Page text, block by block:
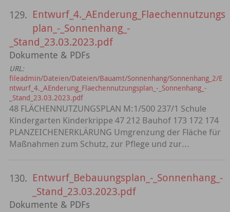
129. Entwurf_4._AEnderung_Flaechennutzungs
plan_-_Sonnenhang_-
_Stand_23.03.2023.pdf
Dokumente & PDFs
URL:
fileadmin/Dateien/Dateien/Bauamt/Sonnenhang/Sonnenhang_2/E
ntwurf_4._AEnderung_Flaechennutzungsplan_-_Sonnenhang_-
_Stand_23.03.2023.pdf
48 FLÄCHENNUTZUNGSPLAN M:1/500 237/1 Schule
Kindergarten Kinderkrippe 47 212 Bauhof 173 172 174
PLANZEICHENERKLÄRUNG Umgrenzung der Fläche für
Maßnahmen zum Schutz, zur Pflege und zur...
130. Entwurf_Bebauungsplan_-_Sonnenhang_-
_Stand_23.03.2023.pdf
Dokumente & PDFs